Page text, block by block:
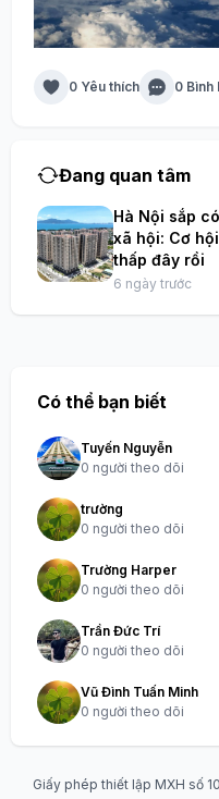
0 Yêu thích 0 Bình
Đang quan tâm
Hà Nội sắp
xã hội: Cơ
thấp đây rồi
6 ngày trước
Có thể bạn biết
Tuyến Nguyễn
0 người theo dõi
trường
0 người theo dõi
Trường Harper
0 người theo dõi
Trần Đức Trí
0 người theo dõi
Vũ Đình Tuấn Minh
0 người theo dõi
Giấy phép thiết lập MXH số